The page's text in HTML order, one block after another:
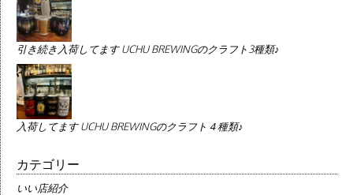
引き続き入荷してます UCHU BREWINGのクラフト3種類♪
入荷してます UCHU BREWINGのクラフト４種類♪
カテゴリー
いい店紹介